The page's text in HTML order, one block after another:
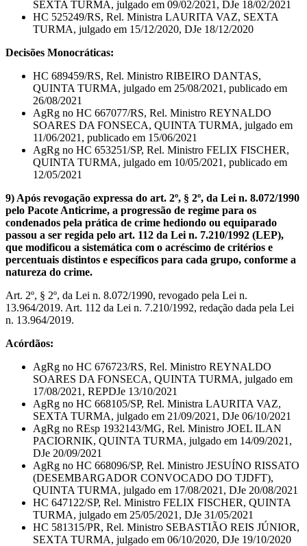
SEXTA TURMA, julgado em 09/02/2021, DJe 18/02/2021
HC 525249/RS, Rel. Ministra LAURITA VAZ, SEXTA
TURMA, julgado em 15/12/2020, DJe 18/12/2020
Decisões Monocráticas:
HC 689459/RS, Rel. Ministro RIBEIRO DANTAS,
QUINTA TURMA, julgado em 25/08/2021, publicado em
26/08/2021
AgRg no HC 667077/RS, Rel. Ministro REYNALDO
SOARES DA FONSECA, QUINTA TURMA, julgado em
11/06/2021, publicado em 15/06/2021
AgRg no HC 653251/SP, Rel. Ministro FELIX FISCHER,
QUINTA TURMA, julgado em 10/05/2021, publicado em
12/05/2021
9) Após revogação expressa do art. 2º, § 2º, da Lei n. 8.072/1990
pelo Pacote Anticrime, a progressão de regime para os
condenados pela prática de crime hediondo ou equiparado
passou a ser regida pelo art. 112 da Lei n. 7.210/1992 (LEP),
que modificou a sistemática com o acréscimo de critérios e
percentuais distintos e específicos para cada grupo, conforme a
natureza do crime.
Art. 2º, § 2º, da Lei n. 8.072/1990, revogado pela Lei n.
13.964/2019. Art. 112 da Lei n. 7.210/1992, redação dada pela Lei
n. 13.964/2019.
Acórdãos:
AgRg no HC 676723/RS, Rel. Ministro REYNALDO
SOARES DA FONSECA, QUINTA TURMA, julgado em
17/08/2021, REPDJe 13/10/2021
AgRg no HC 668105/SP, Rel. Ministra LAURITA VAZ,
SEXTA TURMA, julgado em 21/09/2021, DJe 06/10/2021
AgRg no REsp 1932143/MG, Rel. Ministro JOEL ILAN
PACIORNIK, QUINTA TURMA, julgado em 14/09/2021,
DJe 20/09/2021
AgRg no HC 668096/SP, Rel. Ministro JESUÍNO RISSATO
(DESEMBARGADOR CONVOCADO DO TJDFT),
QUINTA TURMA, julgado em 17/08/2021, DJe 20/08/2021
HC 647122/SP, Rel. Ministro FELIX FISCHER, QUINTA
TURMA, julgado em 25/05/2021, DJe 31/05/2021
HC 581315/PR, Rel. Ministro SEBASTIÃO REIS JÚNIOR,
SEXTA TURMA, julgado em 06/10/2020, DJe 19/10/2020